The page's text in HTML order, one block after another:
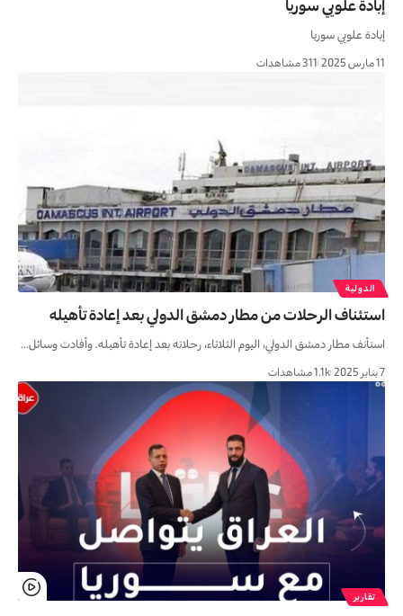
إبادة علويي سوريا
إبادة علويي سوريا
11 مارس 2025 311 مشاهدات
الدولية
استئناف الرحلات من مطار دمشق الدولي بعد إعادة تأهيله
استأنف مطار دمشق الدولي، اليوم الثلاثاء، رحلاته بعد إعادة تأهيله. وأفادت وسائل…
7 يناير 2025 1.1k مشاهدات
تقارير